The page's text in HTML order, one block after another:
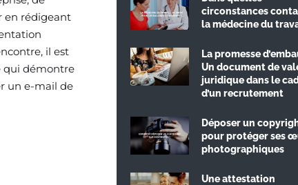
en rédigeant
il est
qui démontre
un e-mail de
circonstances
la médecine du
La promesse
Un document de
juridique dans le
d’un recrutement
Déposer un
pour protéger ses
photographiques
Une attestation